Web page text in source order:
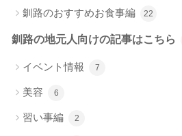
釧路のおすすめお食事編 22
釧路の地元人向けの記事はこちら
イベント情報 7
美容 6
習い事編 2